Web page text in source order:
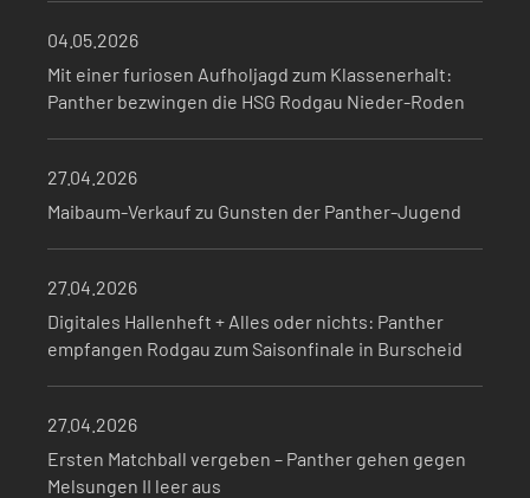
04.05.2026
Mit einer furiosen Aufholjagd zum Klassenerhalt:
Panther bezwingen die HSG Rodgau Nieder-Roden
27.04.2026
Maibaum-Verkauf zu Gunsten der Panther-Jugend
27.04.2026
Digitales Hallenheft + Alles oder nichts: Panther
empfangen Rodgau zum Saisonfinale in Burscheid
27.04.2026
Ersten Matchball vergeben – Panther gehen gegen
Melsungen II leer aus